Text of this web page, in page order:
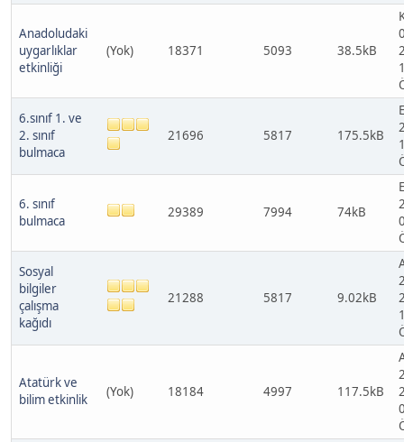
Anadoludaki
uygarlıklar
etkinliği
(Yok) 18371 5093 38.5kB
6.sınıf 1. ve
2. sınıf
bulmaca
21696 5817 175.5kB
6. sınıf
bulmaca
29389 7994 74kB
Sosyal
bilgiler
çalışma
kağıdı
21288 5817 9.02kB
Atatürk ve
bilim etkinlik
(Yok) 18184 4997 117.5kB